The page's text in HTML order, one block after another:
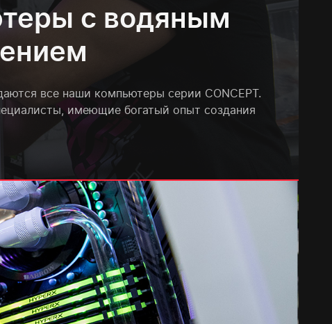
с водяным
все наши компьютеры серии CONCEPT.
имеющие богатый опыт создания